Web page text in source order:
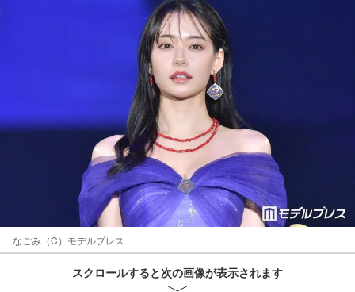
なごみ（C）モデルプレス
スクロールすると次の画像が表示されます